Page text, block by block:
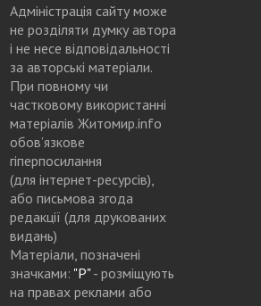
Адміністрація сайту може
не розділяти думку автора
і не несе відповідальності
за авторські матеріали.
При повному чи
частковому використанні
матеріалів Житомир.info
обов’язкове
гіперпосилання
(для інтернет-ресурсів),
або письмова згода
редакції (для друкованих
видань)
Матеріали, позначені
значками: "Р"- розміщують
на правах реклами або